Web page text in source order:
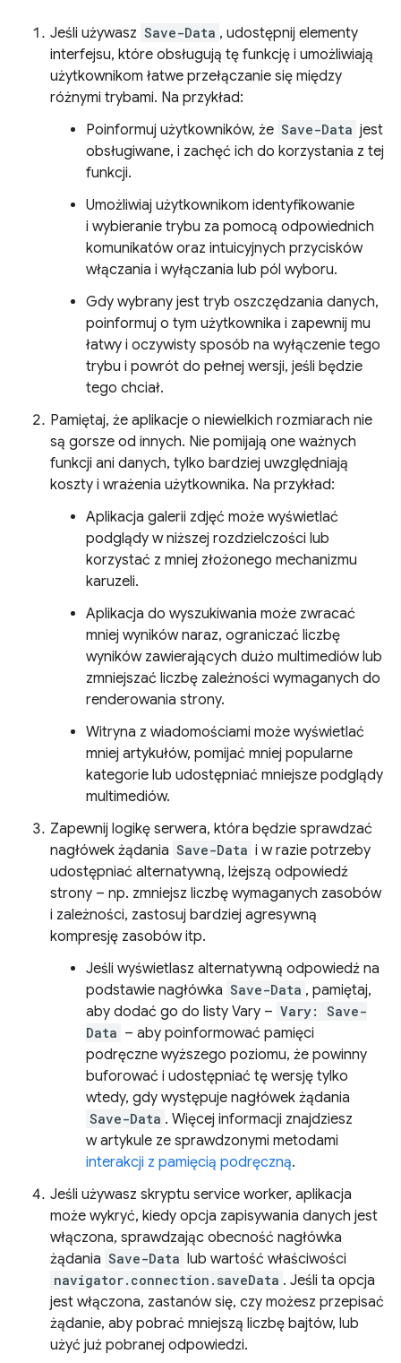
Jeśli używasz Save-Data , udostępnij elementy
interfejsu, które obsługują tę funkcję i umożliwiają
użytkownikom łatwe przełączanie się między
różnymi trybami. Na przykład:
Poinformuj użytkowników, że Save-Data jest
obsługiwane, i zachęć ich do korzystania z tej
funkcji.
Umożliwiaj użytkownikom identyfikowanie
i wybieranie trybu za pomocą odpowiednich
komunikatów oraz intuicyjnych przycisków
włączania i wyłączania lub pól wyboru.
Gdy wybrany jest tryb oszczędzania danych,
poinformuj o tym użytkownika i zapewnij mu
łatwy i oczywisty sposób na wyłączenie tego
trybu i powrót do pełnej wersji, jeśli będzie
tego chciał.
Pamiętaj, że aplikacje o niewielkich rozmiarach nie
są gorsze od innych. Nie pomijają one ważnych
funkcji ani danych, tylko bardziej uwzględniają
koszty i wrażenia użytkownika. Na przykład:
Aplikacja galerii zdjęć może wyświetlać
podglądy w niższej rozdzielczości lub
korzystać z mniej złożonego mechanizmu
karuzeli.
Aplikacja do wyszukiwania może zwracać
mniej wyników naraz, ograniczać liczbę
wyników zawierających dużo multimediów lub
zmniejszać liczbę zależności wymaganych do
renderowania strony.
Witryna z wiadomościami może wyświetlać
mniej artykułów, pomijać mniej popularne
kategorie lub udostępniać mniejsze podglądy
multimediów.
Zapewnij logikę serwera, która będzie sprawdzać
nagłówek żądania Save-Data i w razie potrzeby
udostępniać alternatywną, lżejszą odpowiedź
strony – np. zmniejsz liczbę wymaganych zasobów
i zależności, zastosuj bardziej agresywną
kompresję zasobów itp.
Jeśli wyświetlasz alternatywną odpowiedź na
podstawie nagłówka Save-Data , pamiętaj,
aby dodać go do listy Vary – Vary: Save-
Data – aby poinformować pamięci
podręczne wyższego poziomu, że powinny
buforować i udostępniać tę wersję tylko
wtedy, gdy występuje nagłówek żądania
Save-Data . Więcej informacji znajdziesz
w artykule ze sprawdzonymi metodami
interakcji z pamięcią podręczną.
Jeśli używasz skryptu service worker, aplikacja
może wykryć, kiedy opcja zapisywania danych jest
włączona, sprawdzając obecność nagłówka
żądania Save-Data lub wartość właściwości
navigator.connection.saveData . Jeśli ta opcja
jest włączona, zastanów się, czy możesz przepisać
żądanie, aby pobrać mniejszą liczbę bajtów, lub
użyć już pobranej odpowiedzi.